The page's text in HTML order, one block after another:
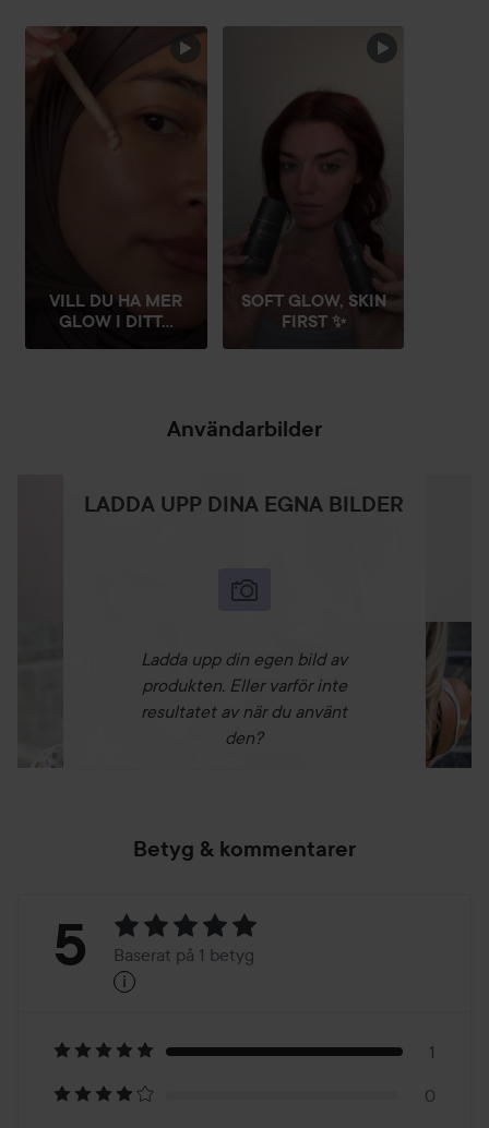
HOPPA ÖVER SEKTIONEN
VILL DU HA MER
GLOW I DITT...
SOFT GLOW, SKIN
FIRST ✨
Användarbilder
LADDA UPP DINA EGNA BILDER
Ladda upp din egen bild av
produkten. Eller varför inte
resultatet av när du använt
den?
Betyg & kommentarer
Betyg:
Baserat
på
5 Baserat på 1 betyg
i
1
0